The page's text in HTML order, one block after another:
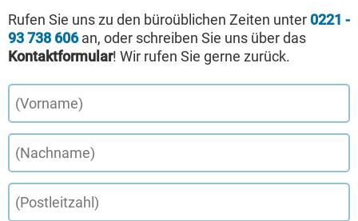
Rufen Sie uns zu den büroüblichen Zeiten unter 0221 -
93 738 606an, oder schreiben Sie uns über das
Kontaktformular! Wir rufen Sie gerne zurück.